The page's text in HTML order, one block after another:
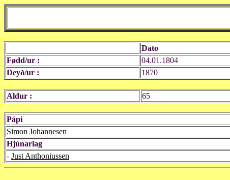
Dato
Fødd/ur :
04.01.1804
Deyð/ur :
1870
Aldur : 65
Pápi
Simon Johannesen
Hjúnarlag
- Just Anthoniussen